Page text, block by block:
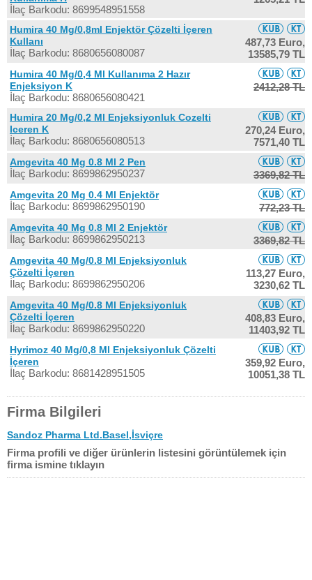
İlaç Barkodu: 8699548951558
Humira 40 Mg/0,8ml Enjektör Çözelti İçeren
Kullanı
İlaç Barkodu: 8680656080087
487,73 Euro,
13585,79 TL
Humira 40 Mg/0,4 Ml Kullanıma 2 Hazır
Enjeksiyon K
İlaç Barkodu: 8680656080421
2412,28 TL
Humira 20 Mg/0,2 Ml Enjeksiyonluk Cozelti
Iceren K
İlaç Barkodu: 8680656080513
270,24 Euro,
7571,40 TL
Amgevita 40 Mg 0.8 Ml 2 Pen
İlaç Barkodu: 8699862950237 3369,82 TL
Amgevita 20 Mg 0.4 Ml Enjektör
İlaç Barkodu: 8699862950190 772,23 TL
Amgevita 40 Mg 0.8 Ml 2 Enjektör
İlaç Barkodu: 8699862950213 3369,82 TL
Amgevita 40 Mg/0.8 Ml Enjeksiyonluk
Çözelti İçeren
İlaç Barkodu: 8699862950206
113,27 Euro,
3230,62 TL
Amgevita 40 Mg/0.8 Ml Enjeksiyonluk
Çözelti İçeren
İlaç Barkodu: 8699862950220
408,83 Euro,
11403,92 TL
Hyrimoz 40 Mg/0,8 Ml Enjeksiyonluk Çözelti
İçeren
İlaç Barkodu: 8681428951505
359,92 Euro,
10051,38 TL
Firma Bilgileri
Sandoz Pharma Ltd.Basel,İsviçre
Firma profili ve diğer ürünlerin listesini görüntülemek için
firma ismine tıklayın